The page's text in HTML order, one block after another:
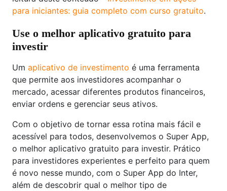
para iniciantes: guia completo com curso gratuito.
Use o melhor aplicativo gratuito para
investir
Um aplicativo de investimento é uma ferramenta
que permite aos investidores acompanhar o
mercado, acessar diferentes produtos financeiros,
enviar ordens e gerenciar seus ativos.
Com o objetivo de tornar essa rotina mais fácil e
acessível para todos, desenvolvemos o Super App,
o melhor aplicativo gratuito para investir. Prático
para investidores experientes e perfeito para quem
é novo nesse mundo, com o Super App do Inter,
além de descobrir qual o melhor tipo de